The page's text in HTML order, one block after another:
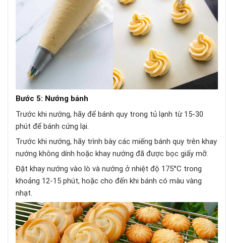
Bước 5: Nướng bánh
Trước khi nướng, hãy để bánh quy trong tủ lạnh từ 15-30
phút để bánh cứng lại.
Trước khi nướng, hãy trình bày các miếng bánh quy trên khay
nướng không dính hoặc khay nướng đã được bọc giấy mỡ.
Đặt khay nướng vào lò và nướng ở nhiệt độ 175°C trong
khoảng 12-15 phút, hoặc cho đến khi bánh có màu vàng
nhạt.